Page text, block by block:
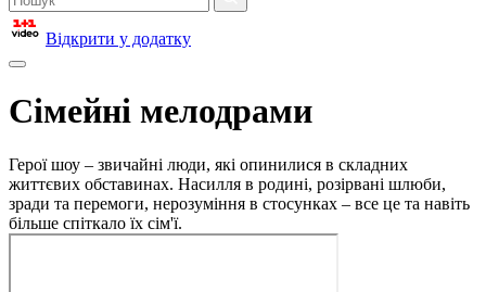
Відкрити у додатку
Сімейні мелодрами
Герої шоу – звичайні люди, які опинилися в складних
життєвих обставинах. Насилля в родині, розірвані шлюби,
зради та перемоги, нерозуміння в стосунках – все це та навіть
більше спіткало їх сім'ї.